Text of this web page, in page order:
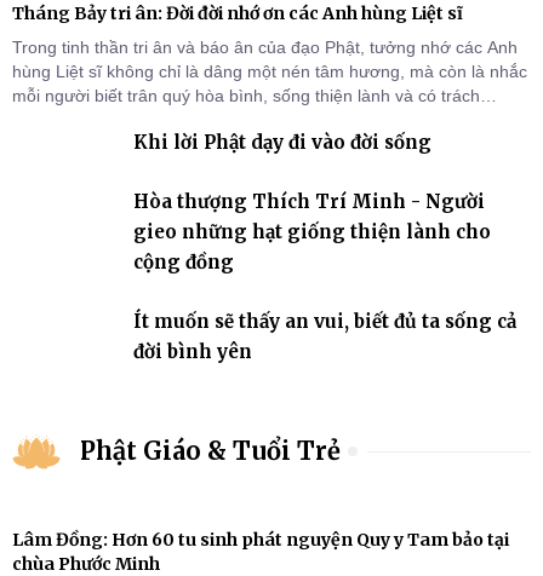
Tháng Bảy tri ân: Đời đời nhớ ơn các Anh hùng Liệt sĩ
Trong tinh thần tri ân và báo ân của đạo Phật, tưởng nhớ các Anh
hùng Liệt sĩ không chỉ là dâng một nén tâm hương, mà còn là nhắc
mỗi người biết trân quý hòa bình, sống thiện lành và có trách
Khi lời Phật dạy đi vào đời sống
Hòa thượng Thích Trí Minh - Người
gieo những hạt giống thiện lành cho
cộng đồng
Ít muốn sẽ thấy an vui, biết đủ ta sống cả
đời bình yên
Phật Giáo & Tuổi Trẻ
Lâm Đồng: Hơn 60 tu sinh phát nguyện Quy y Tam bảo tại
chùa Phước Minh